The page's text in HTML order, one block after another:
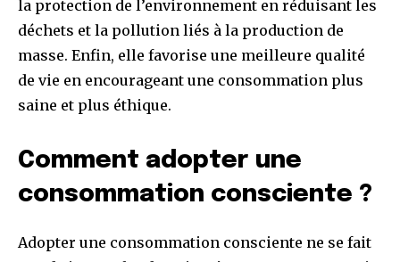
la protection de l’environnement en réduisant les
déchets et la pollution liés à la production de
masse. Enfin, elle favorise une meilleure qualité
de vie en encourageant une consommation plus
saine et plus éthique.
Comment adopter une
consommation consciente ?
Adopter une consommation consciente ne se fait